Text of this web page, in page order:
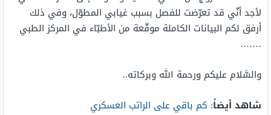
لأجد أنّي قد تعرّضت للفصل بسبب غيابي المطوّل، وفي ذلك
أرفق لكم البيانات الكاملة موقّعة من الأطبّاء في المركز الطبي
…….
والسَّلام عليكم ورحمة الله وبركاته..
شاهد أيضاً: كم باقي على الراتب العسكري